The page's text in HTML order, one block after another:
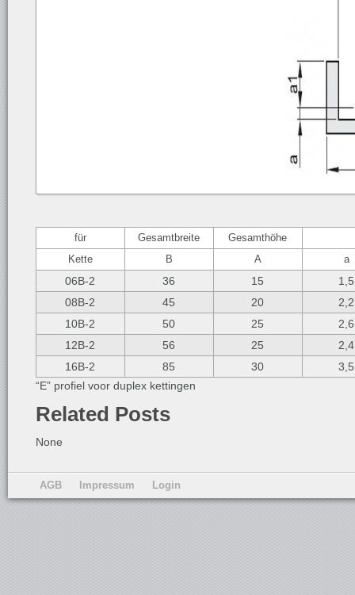
für Gesamtbreite
Gesamthöhe
Kette
B A a
06B-2 36 15
1,5
08B-2
45 20
2,2
10B-2
50 25
2,6
12B-2
56 25
2,4
16B-2
85 30
3,5
“E” profiel voor duplex kettingen
Related Posts
None
AGB Impressum Login